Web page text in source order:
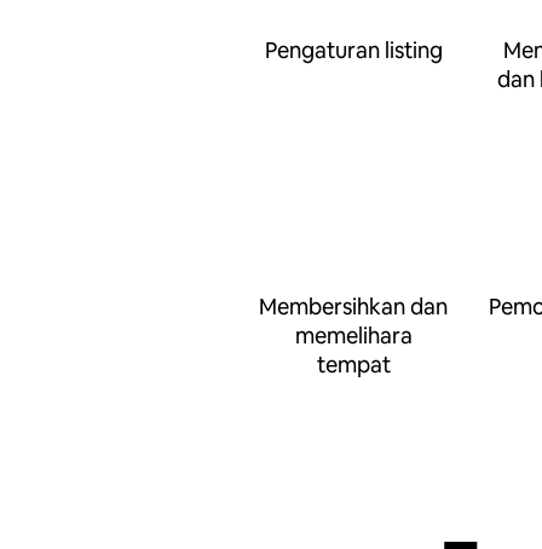
Pengaturan listing
dan
Membersihkan dan
memelihara
tempat